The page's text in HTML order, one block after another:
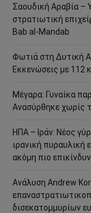
Σαουδική Αραβία –
στρατιωτική
Bab al-Mandab
Φωτιά στη Δυτική
Εκκενώσεις με 112
Μέγαρα: Γυναίκα
Ανασύρθηκε χωρίς
ΗΠΑ – Ιράν: Νέος
ιρανική πυραυλική
ακόμη πιο
Ανάλυση Andrew
δισεκατομμυρίων